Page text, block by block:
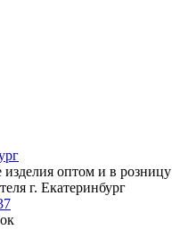
оптом и в розницу
г. Екатеринбург